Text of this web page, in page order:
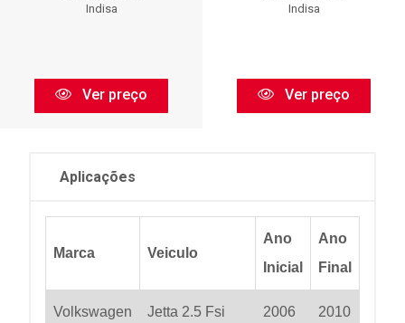
Indisa
Ver preço
Indisa
Ver preço
Aplicações
Marca Veiculo
Ano
Inicial
Ano
Final
Volkswagen Jetta 2.5 Fsi 2006 2010